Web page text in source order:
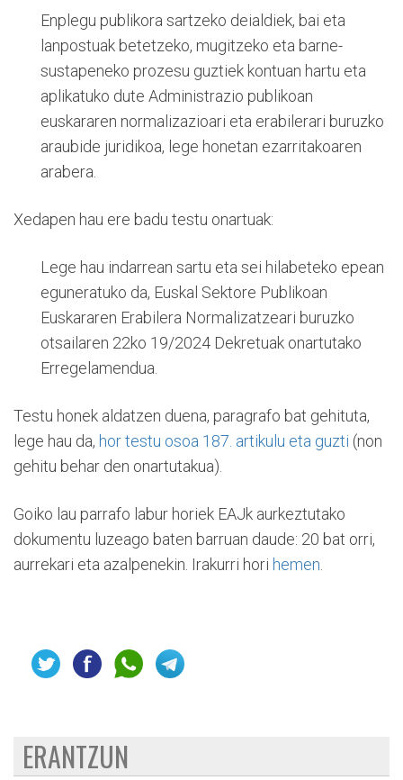
Enplegu publikora sartzeko deialdiek, bai eta
lanpostuak betetzeko, mugitzeko eta barne-
sustapeneko prozesu guztiek kontuan hartu eta
aplikatuko dute Administrazio publikoan
euskararen normalizazioari eta erabilerari buruzko
araubide juridikoa, lege honetan ezarritakoaren
arabera.
Xedapen hau ere badu testu onartuak:
Lege hau indarrean sartu eta sei hilabeteko epean
eguneratuko da, Euskal Sektore Publikoan
Euskararen Erabilera Normalizatzeari buruzko
otsailaren 22ko 19/2024 Dekretuak onartutako
Erregelamendua.
Testu honek aldatzen duena, paragrafo bat gehituta,
lege hau da, hor testu osoa 187. artikulu eta guzti (non
gehitu behar den onartutakua).
Goiko lau parrafo labur horiek EAJk aurkeztutako
dokumentu luzeago baten barruan daude: 20 bat orri,
aurrekari eta azalpenekin. Irakurri hori hemen
ERANTZUN